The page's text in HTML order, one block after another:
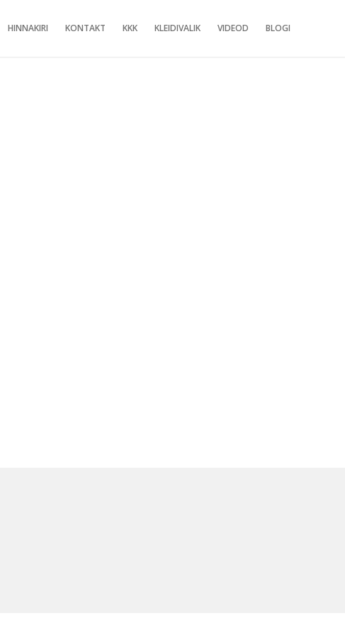
HINNAKIRI KONTAKT KKK KLEIDIVALIK VIDEOD BLOGI